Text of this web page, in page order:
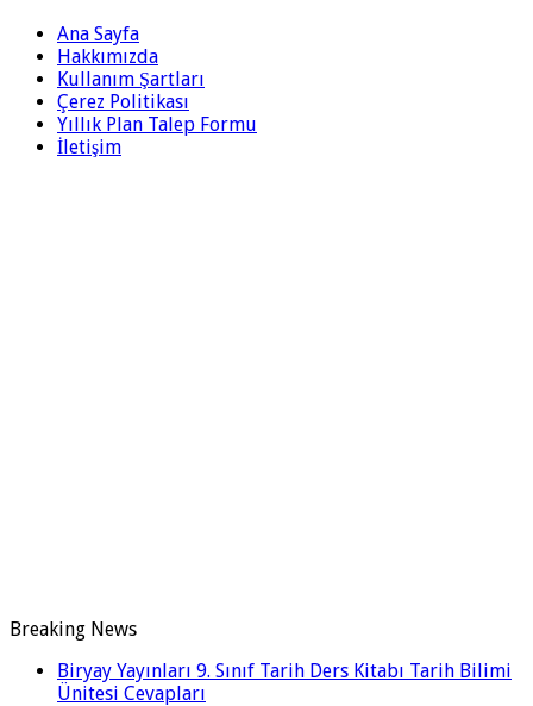
Ana Sayfa
Hakkımızda
Kullanım Şartları
Çerez Politikası
Yıllık Plan Talep Formu
İletişim
Breaking News
Biryay Yayınları 9. Sınıf Tarih Ders Kitabı Tarih Bilimi
Ünitesi Cevapları